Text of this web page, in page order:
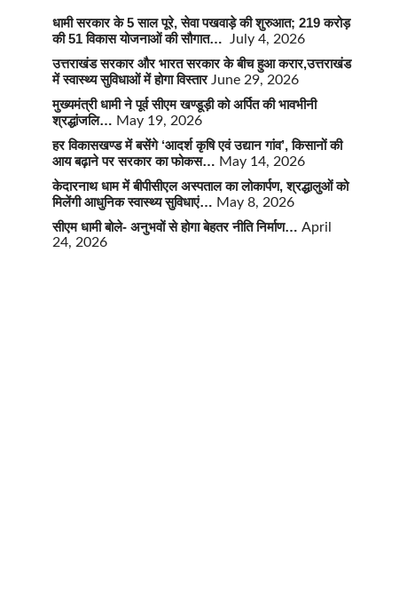
धामी सरकार के 5 साल पूरे, सेवा पखवाड़े की शुरुआत; 219 करोड़
की 51 विकास योजनाओं की सौगात… July 4, 2026
उत्तराखंड सरकार और भारत सरकार के बीच हुआ करार,उत्तराखंड
में स्वास्थ्य सुविधाओं में होगा विस्तार June 29, 2026
मुख्यमंत्री धामी ने पूर्व सीएम खण्डूड़ी को अर्पित की भावभीनी
श्रद्धांजलि… May 19, 2026
हर विकासखण्ड में बसेंगे ‘आदर्श कृषि एवं उद्यान गांव’, किसानों की
आय बढ़ाने पर सरकार का फोकस… May 14, 2026
केदारनाथ धाम में बीपीसीएल अस्पताल का लोकार्पण, श्रद्धालुओं को
मिलेंगी आधुनिक स्वास्थ्य सुविधाएं… May 8, 2026
सीएम धामी बोले- अनुभवों से होगा बेहतर नीति निर्माण… April
24, 2026